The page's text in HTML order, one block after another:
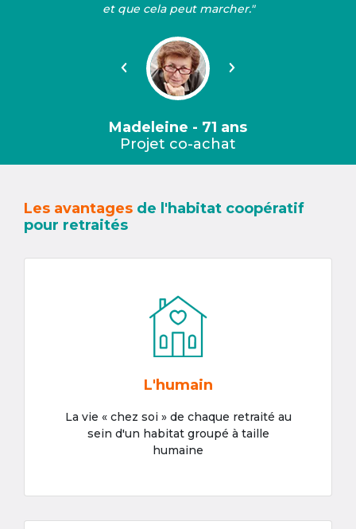
et que cela peut marcher."
Précédent Suivant
Madeleine - 71 ans
Projet co-achat
Les avantages de l'habitat coopératif
pour retraités
L'humain
La vie « chez soi » de chaque retraité au
sein d'un habitat groupé à taille
humaine